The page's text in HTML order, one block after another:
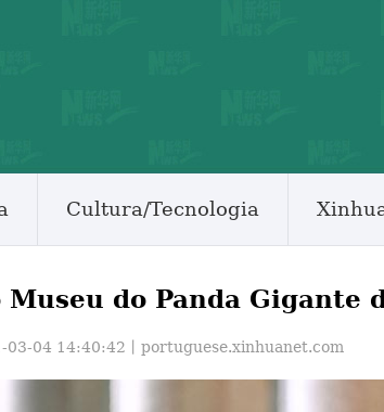
Cultura/Tecnologia
do Panda Gigante
03-04 14:40:42丨 portuguese.xinhuanet.com